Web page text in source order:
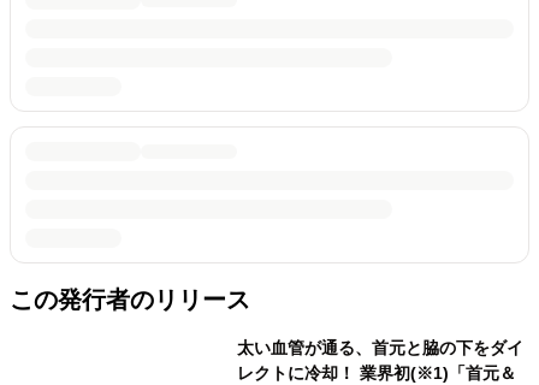
この発行者のリリース
太い血管が通る、首元と脇の下をダイ
レクトに冷却！ 業界初(※1)「首元＆